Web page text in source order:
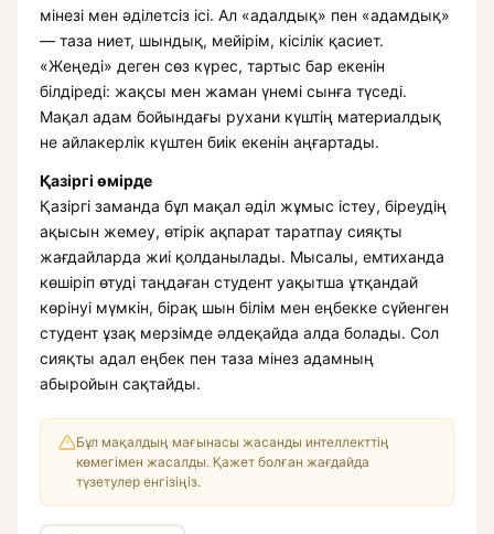
мінезі мен әділетсіз ісі. Ал «адалдық» пен «адамдық»
— таза ниет, шындық, мейірім, кісілік қасиет.
«Жеңеді» деген сөз күрес, тартыс бар екенін
білдіреді: жақсы мен жаман үнемі сынға түседі.
Мақал адам бойындағы рухани күштің материалдық
не айлакерлік күштен биік екенін аңғартады.
Қазіргі өмірде
Қазіргі заманда бұл мақал әділ жұмыс істеу, біреудің
ақысын жемеу, өтірік ақпарат таратпау сияқты
жағдайларда жиі қолданылады. Мысалы, емтиханда
көшіріп өтуді таңдаған студент уақытша ұтқандай
көрінуі мүмкін, бірақ шын білім мен еңбекке сүйенген
студент ұзақ мерзімде әлдеқайда алда болады. Сол
сияқты адал еңбек пен таза мінез адамның
абыройын сақтайды.
Бұл мақалдың мағынасы жасанды интеллекттің
көмегімен жасалды. Қажет болған жағдайда
түзетулер енгізіңіз.